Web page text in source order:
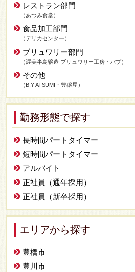
レストラン部門
（あつみ食堂）
食品加工部門
（デリカセンター）
ブリュワリー部門
（渥美半島醸造 ブリュワリー工房・パブ）
その他
（B.Y ATSUMI・豊穣屋）
勤務形態で探す
長時間パートタイマー
短時間パートタイマー
アルバイト
正社員（通年採用）
正社員（新卒採用）
エリアから探す
豊橋市
豊川市